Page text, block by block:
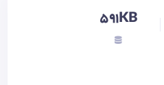
591KB